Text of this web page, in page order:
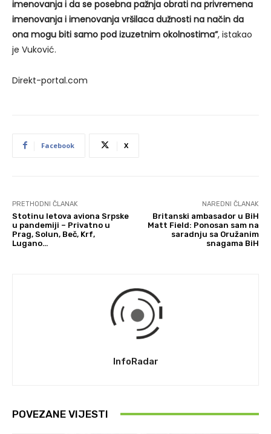
imenovanja i da se posebna pažnja obrati na privremena
imenovanja i imenovanja vršilaca dužnosti na način da
ona mogu biti samo pod izuzetnim okolnostima”, istakao
je Vuković.
Direkt-portal.com
Facebook X
PRETHODNI ČLANAK
Stotinu letova aviona Srpske
u pandemiji – Privatno u
Prag, Solun, Beč, Krf,
Lugano…
NAREDNI ČLANAK
Britanski ambasador u BiH
Matt Field: Ponosan sam na
saradnju sa Oružanim
snagama BiH
InfoRadar
POVEZANE VIJESTI